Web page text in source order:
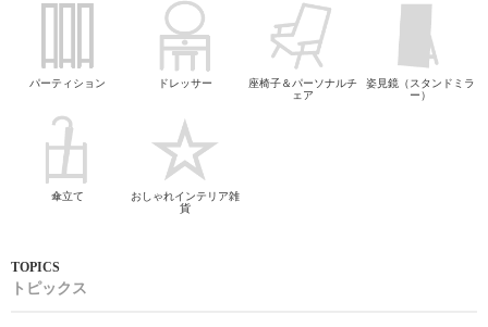
パーティション ドレッサー
座椅子＆パーソナルチ
ェア
姿見鏡（スタンドミラ
ー）
傘立て
おしゃれインテリア雑
貨
トピックス